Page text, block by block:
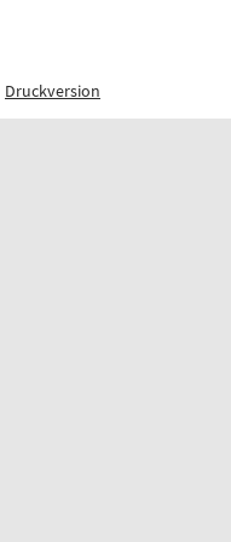
Druckversion